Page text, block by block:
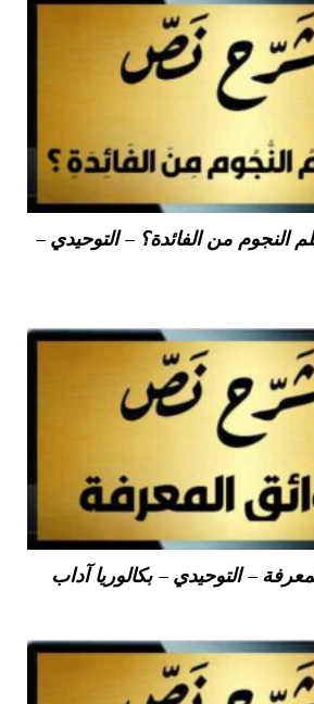
من الفائدة؟ – التوحيدي –
– التوحيدي – بكالوريا آداب